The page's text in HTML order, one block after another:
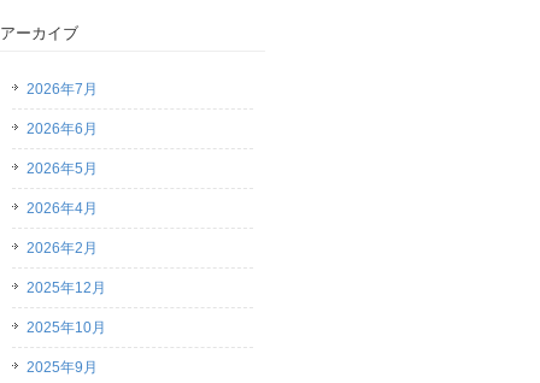
アーカイブ
2026年7月
2026年6月
2026年5月
2026年4月
2026年2月
2025年12月
2025年10月
2025年9月